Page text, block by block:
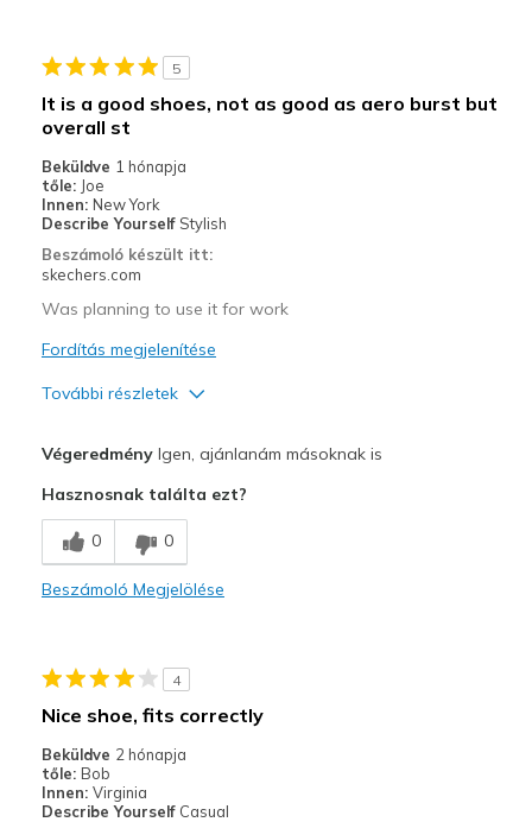
View On Shoes
Shoes are for Wearing
5
It is a good shoes, not as good as aero burst but
overall st
Beküldve 1 hónapja
tőle: Joe
Innen: New York
Describe Yourself Stylish
Beszámoló készült itt:
skechers.com
Was planning to use it for work
Fordítás megjelenítése
További részletek
Legjobb használat
Going Out
View On Shoes
I'm Into Shoes
VégeredményIgen, ajánlanám másoknak is
Hasznosnak találta ezt?
0 0
Beszámoló Megjelölése
4
Nice shoe, fits correctly
Beküldve 2 hónapja
tőle: Bob
Innen: Virginia
Describe Yourself Casual